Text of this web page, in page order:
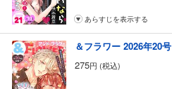
あらすじを表示する
＆フラワー 2026年20号
275円 (税込)